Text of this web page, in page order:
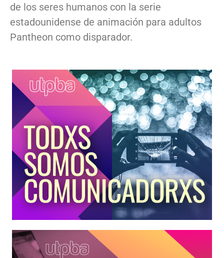
de los seres humanos con la serie
estadounidense de animación para adultos
Pantheon como disparador.